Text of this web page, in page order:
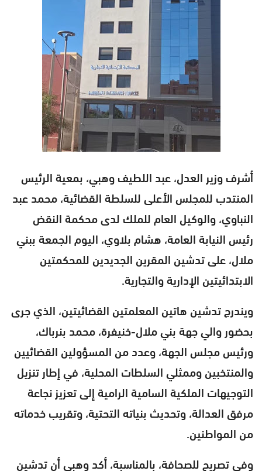
أشرف وزير العدل، عبد اللطيف وهبي، بمعية الرئيس
المنتدب للمجلس الأعلى للسلطة القضائية، محمد عبد
النباوي، والوكيل العام للملك لدى محكمة النقض
رئيس النيابة العامة، هشام بلاوي، اليوم الجمعة ببني
ملال، على تدشين المقرين الجديدين للمحكمتين
الابتدائيتين الإدارية والتجارية.
ويندرج تدشين هاتين المعلمتين القضائيتين، الذي جرى
بحضور والي جهة بني ملال-خنيفرة، محمد بنرباك،
ورئيس مجلس الجهة، وعدد من المسؤولين القضائيين
والمنتخبين وممثلي السلطات المحلية، في إطار تنزيل
التوجيهات الملكية السامية الرامية إلى تعزيز نجاعة
مرفق العدالة، وتحديث بنياته التحتية، وتقريب خدماته
من المواطنين.
وفي تصريح للصحافة، بالمناسبة، أكد وهبي أن تدشين